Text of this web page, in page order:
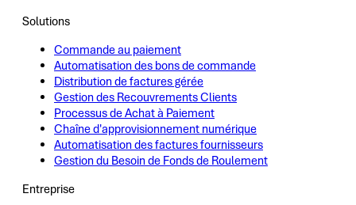
Solutions
Commande au paiement
Automatisation des bons de commande
Distribution de factures gérée
Gestion des Recouvrements Clients
Processus de Achat à Paiement
Chaîne d'approvisionnement numérique
Automatisation des factures fournisseurs
Gestion du Besoin de Fonds de Roulement
Entreprise